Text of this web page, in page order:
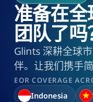
准备在
团队了吗
Glints 深耕全球
伴。让我们携手
EOR COVERAGE
Indonesia